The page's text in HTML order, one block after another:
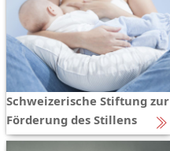
Schweizerische Stiftung zur
Förderung des Stillens